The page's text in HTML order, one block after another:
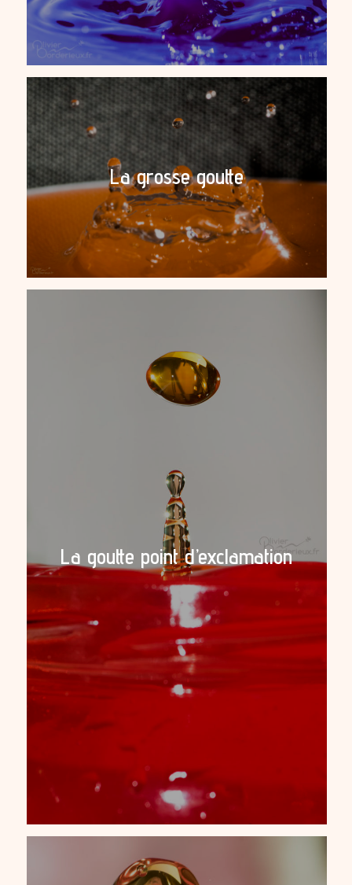
La grosse goutte
La goutte point d’exclamation